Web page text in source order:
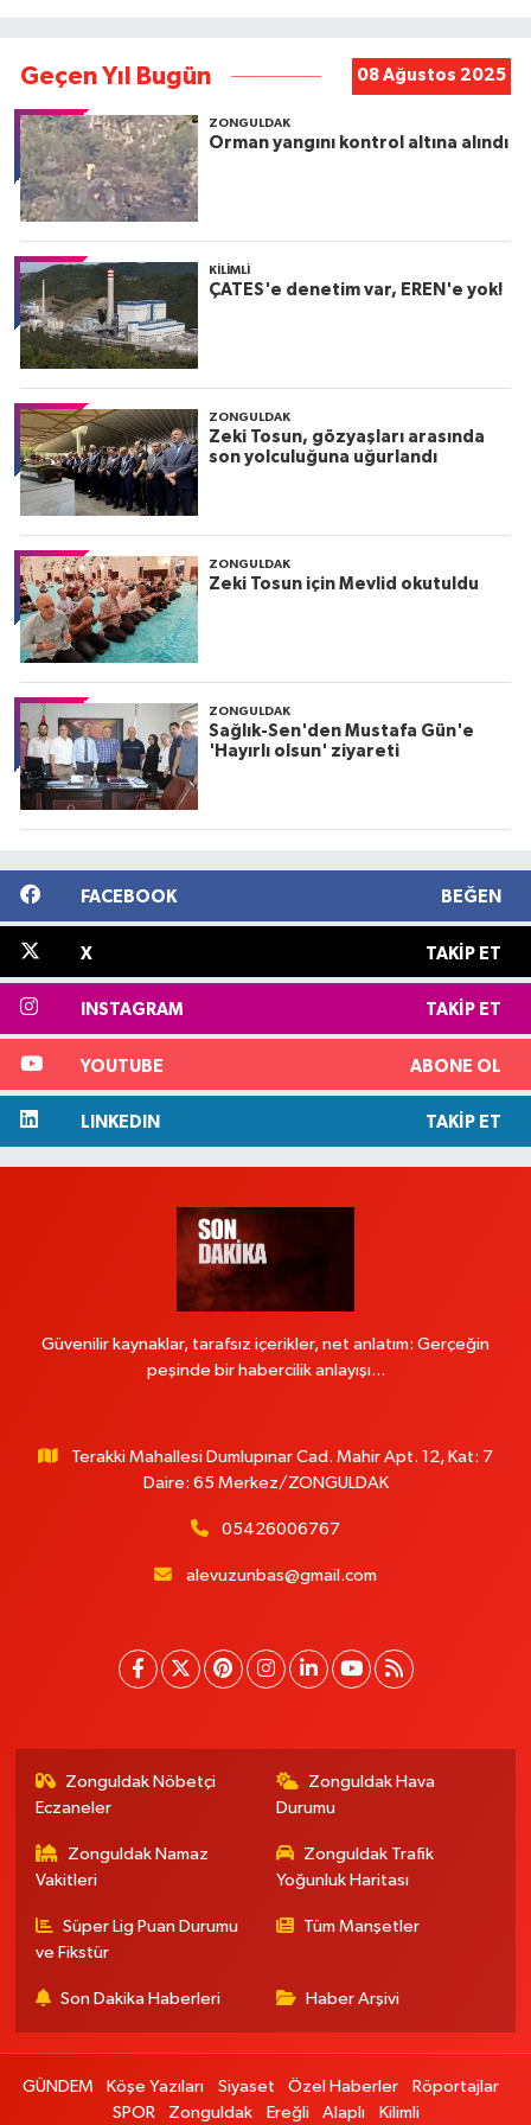
Geçen Yıl Bugün 08 Ağustos 2025
ZONGULDAK
Orman yangını kontrol altına alındı
KILIMLI
ÇATES'e denetim var, EREN'e yok!
ZONGULDAK
Zeki Tosun, gözyaşları arasında
son yolculuğuna uğurlandı
ZONGULDAK
Zeki Tosun için Mevlid okutuldu
ZONGULDAK
Sağlık-Sen'den Mustafa Gün'e
'Hayırlı olsun' ziyareti
FACEBOOK BEĞEN
X TAKIP ET
INSTAGRAM TAKIP ET
YOUTUBE ABONE OL
LINKEDIN TAKIP ET
Güvenilir kaynaklar, tarafsız içerikler, net anlatım: Gerçeğin
peşinde bir habercilik anlayışı...
Terakki Mahallesi Dumlupınar Cad. Mahir Apt. 12, Kat: 7
Daire: 65 Merkez/ZONGULDAK
05426006767
alevuzunbas@gmail.com
Zonguldak Nöbetçi
Eczaneler
Zonguldak Hava
Durumu
Zonguldak Namaz
Vakitleri
Zonguldak Trafik
Yoğunluk Haritası
Süper Lig Puan Durumu
ve Fikstür
Tüm Manşetler
Son Dakika Haberleri Haber Arşivi
GÜNDEM Köşe Yazıları Siyaset Özel Haberler
Röportajlar
SPOR
Zonguldak Ereğli Alaplı Kilimli